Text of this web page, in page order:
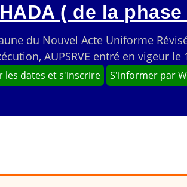
( de la
du Nouvel Acte Uniforme
AUPSRVE entré en vigeur
les dates et s'inscrire S'informer par